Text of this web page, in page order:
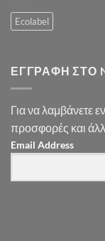
Ecolabel
ΕΓΓΡΑΦΉ ΣΤΟ
Για να λαμβάνετε
προσφορές και
Email Address